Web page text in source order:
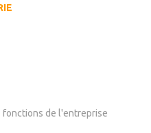
de l'entreprise